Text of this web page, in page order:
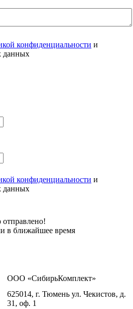
конфиденциальности и
данных
конфиденциальности и
данных
в ближайшее время
ООО «СибирьКомплект»
625014, г. Тюмень ул. Чекистов, д.
31, оф. 1